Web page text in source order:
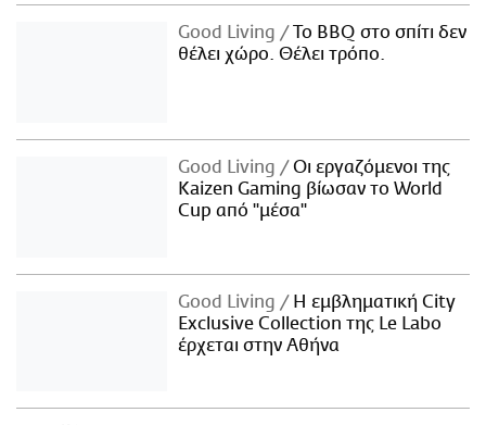
Good Living
Το BBQ στο σπίτι δεν
θέλει χώρο. Θέλει τρόπο.
Good Living
Οι εργαζόμενοι της
Kaizen Gaming βίωσαν το World
Cup από "μέσα"
Good Living
Η εμβληματική City
Exclusive Collection της Le Labo
έρχεται στην Αθήνα